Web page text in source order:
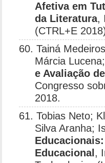
Afetiva em
da Literatura,
(CTRL+E
60. Tainá
Márcia
e Avaliação
Congresso
2018.
61. Tobias Neto;
Silva Aranha;
Educacional ,